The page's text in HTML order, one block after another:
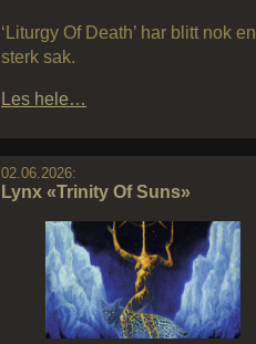
‘Liturgy Of Death’ har blitt nok en
sterk sak.
Les hele…
02.06.2026:
Lynx «Trinity Of Suns»